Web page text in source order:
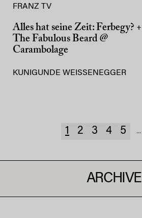
FRANZ TV
Alles hat seine Zeit: Ferbegy? +
The Fabulous Beard @
Carambolage
KUNIGUNDE WEISSENEGGER
1 2 3 4 5 ...
ARCHIVE